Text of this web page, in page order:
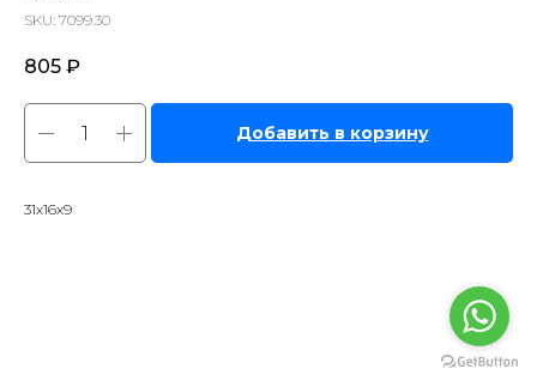
SKU: 7099.30
805 ₽
Добавить в корзину
31х16х9